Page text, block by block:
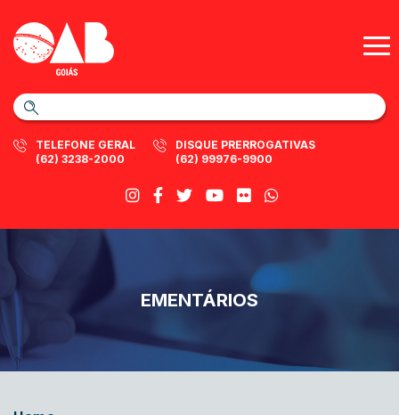
TELEFONE GERAL
(62) 3238-2000
DISQUE PRERROGATIVAS
(62) 99976-9900
EMENTÁRIOS